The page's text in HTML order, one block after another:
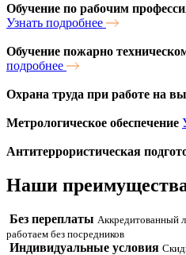
Обучение по рабочим
Узнать подробнее
Обучение пожарно
подробнее
Охрана труда при работе на
Метрологическое обеспечение
Антитеррористическая
Наши
Без переплаты Аккредитованный
работаем без посредников
Индивидуальные условия